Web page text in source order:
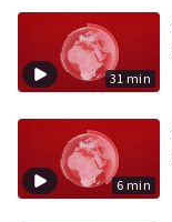
31 min
6 min